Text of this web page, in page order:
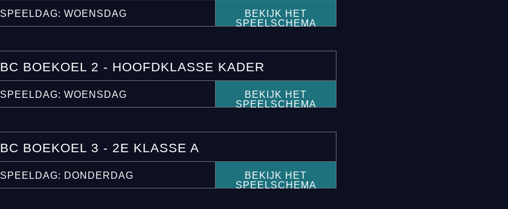
SPEELDAG: WOENSDAG
BEKIJK HET
SPEELSCHEMA
BC BOEKOEL 2 - HOOFDKLASSE KADER
SPEELDAG: WOENSDAG
BEKIJK HET
SPEELSCHEMA
BC BOEKOEL 3 - 2E KLASSE A
SPEELDAG: DONDERDAG
BEKIJK HET
SPEELSCHEMA